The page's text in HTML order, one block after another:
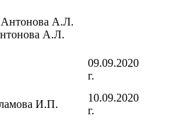
А.Л.
А.Л.
09.09.2020
г.
И.П.
10.09.2020
г.